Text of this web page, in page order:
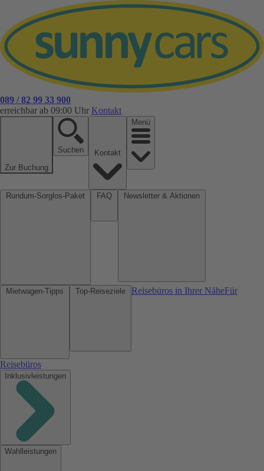
089 / 82 99 33 900
erreichbar ab 09:00 Uhr Kontakt
Zur Buchung
Suchen
Menü
Reisebüros in Ihrer NäheFür
Reisebüros
Inklusivleistungen
Wahlleistungen